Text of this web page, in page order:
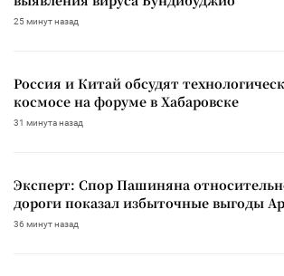
25 минут назад
Россия и Китай обсудят
космосе на форуме в Хабаровске
31 минута назад
Эксперт: Спор Пашиняна
дороги показал избыточные выгоды
36 минут назад